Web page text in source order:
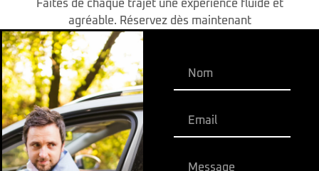
Faites de chaque trajet une expérience fluide et
agréable. Réservez dès maintenant